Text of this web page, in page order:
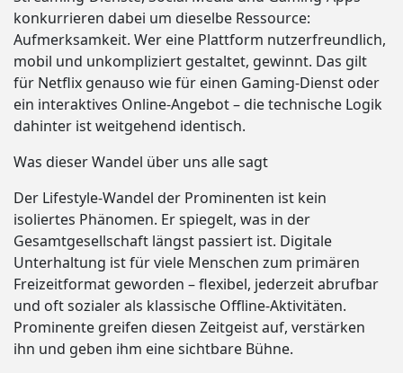
konkurrieren dabei um dieselbe Ressource:
Aufmerksamkeit. Wer eine Plattform nutzerfreundlich,
mobil und unkompliziert gestaltet, gewinnt. Das gilt
für Netflix genauso wie für einen Gaming-Dienst oder
ein interaktives Online-Angebot – die technische Logik
dahinter ist weitgehend identisch.
Was dieser Wandel über uns alle sagt
Der Lifestyle-Wandel der Prominenten ist kein
isoliertes Phänomen. Er spiegelt, was in der
Gesamtgesellschaft längst passiert ist. Digitale
Unterhaltung ist für viele Menschen zum primären
Freizeitformat geworden – flexibel, jederzeit abrufbar
und oft sozialer als klassische Offline-Aktivitäten.
Prominente greifen diesen Zeitgeist auf, verstärken
ihn und geben ihm eine sichtbare Bühne.